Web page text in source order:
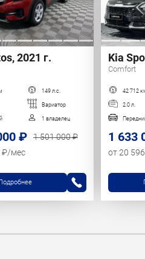
2021 г.
149 л.с.
Вариатор
1 владелец
₽
1 501 000 ₽
₽/мес
Kia
Comfort
42 712
2.0 л.
1 633
от 20